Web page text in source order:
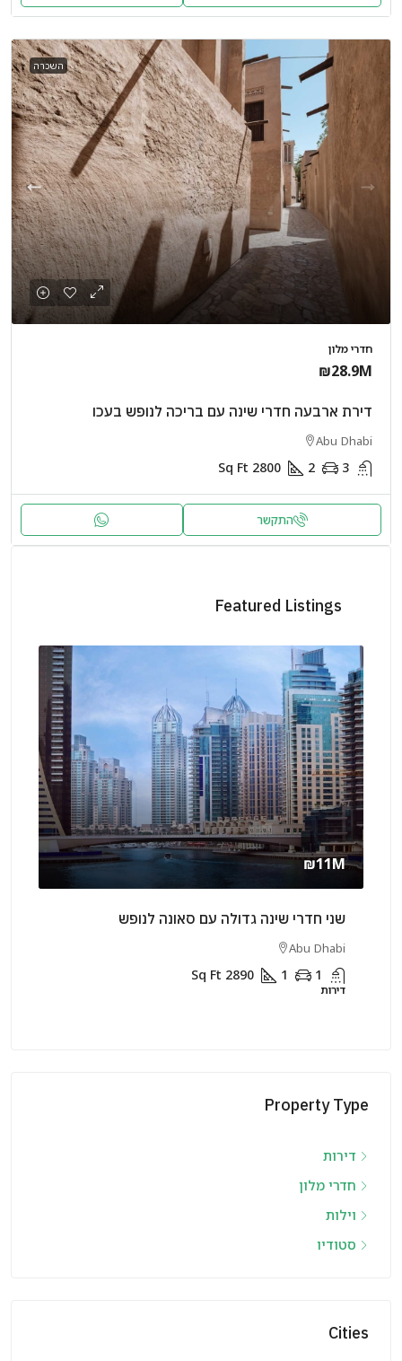
השכרה
חדרי מלון
₪28.9M
דירת ארבעה חדרי שינה עם בריכה לנופש בעכו
Abu Dhabi
3
2
2800
Sq Ft
התקשר
Featured Listings
₪11M
שני חדרי שינה גדולה עם סאונה לנופש
Abu Dhabi
1
1
2890
Sq Ft
דירות
Property Type
דירות
חדרי מלון
וילות
סטודיו
Cities